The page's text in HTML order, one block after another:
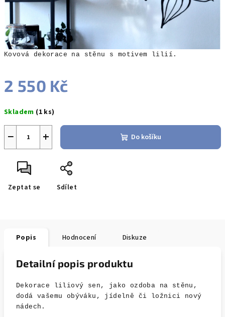
Kovová dekorace na stěnu s motivem lilií.
2 550 Kč
cena:
Skladem (1 ks)
+
− Do košíku
Zeptat se Sdílet
Popis Hodnocení Diskuze
Detailní popis produktu
Dekorace liliový sen, jako ozdoba na stěnu,
dodá vašemu obýváku, jídelně či ložnici nový
nádech.